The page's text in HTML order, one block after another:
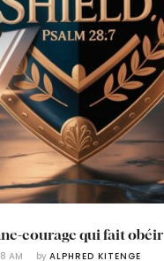
courage qui fait obéir
AM by ALPHRED KITENGE